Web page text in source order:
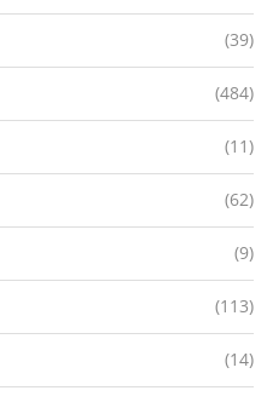
(39)
(484)
(11)
(62)
(9)
(113)
(14)